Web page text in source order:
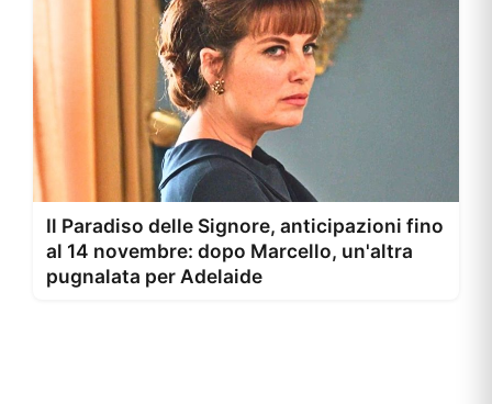
Il Paradiso delle Signore, anticipazioni fino
al 14 novembre: dopo Marcello, un'altra
pugnalata per Adelaide